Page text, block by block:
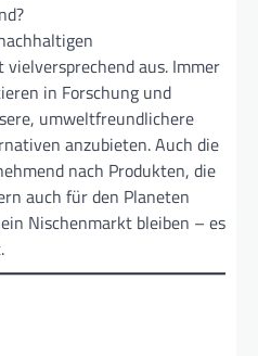
aus. Immer
in Forschung und
umweltfreundlichere
anzubieten. Auch die
nach Produkten, die
auch für den Planeten
Nischenmarkt bleiben – es